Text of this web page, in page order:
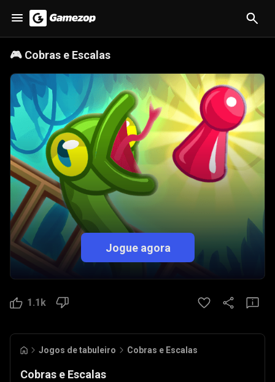
🎮 Cobras e Escalas
Jogue agora
1.1k
Jogos de tabuleiro Cobras e Escalas
Cobras e Escalas